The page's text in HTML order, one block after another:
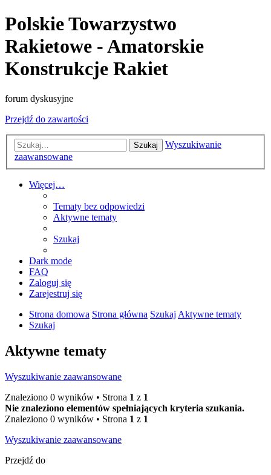
Polskie Towarzystwo
Rakietowe - Amatorskie
Konstrukcje Rakiet
forum dyskusyjne
Przejdź do zawartości
Szukaj
Wyszukiwanie
zaawansowane
Więcej…
Tematy bez odpowiedzi
Aktywne tematy
Szukaj
Dark mode
FAQ
Zaloguj się
Zarejestruj się
Strona domowa Strona główna Szukaj Aktywne tematy
Szukaj
Aktywne tematy
Wyszukiwanie zaawansowane
Znaleziono 0 wyników • Strona 1 z 1
Nie znaleziono elementów spełniających kryteria szukania.
Znaleziono 0 wyników • Strona 1 z 1
Wyszukiwanie zaawansowane
Przejdź do